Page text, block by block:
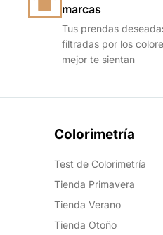
marcas
Tus prendas
filtradas por los
mejor te sientan
Colorimetría
Test de Colorimetría
Tienda Primavera
Tienda Verano
Tienda Otoño